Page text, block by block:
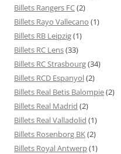
Billets Rangers FC(2)
Billets Rayo Vallecano (1)
Billets RB Leipzig(1)
Billets RC Lens(33)
Billets RC Strasbourg(34)
Billets RCD Espanyol(2)
Billets Real Betis Balompie(2)
Billets Real Madrid (2)
Billets Real Valladolid (1)
Billets Rosenborg BK(2)
Billets Royal Antwerp(1)